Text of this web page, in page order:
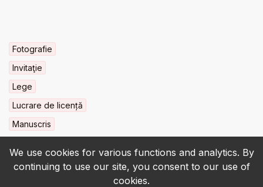
We use cookies for various functions and analytics. By
continuing to use our site, you consent to our use of
cookies.
Fotografie
Invitaţie
Lege
Lucrare de licență
Manuscris